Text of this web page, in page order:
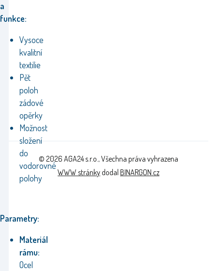
a
funkce:
Vysoce
kvalitní
textilie
Pět
poloh
zádové
opěrky
Možnost
složení
do
vodorovné
polohy
Parametry:
Materiál
rámu:
Ocel
© 2026 AGA24 s.r.o., Všechna práva vyhrazena
WWW stránkydodal BINARGON.cz